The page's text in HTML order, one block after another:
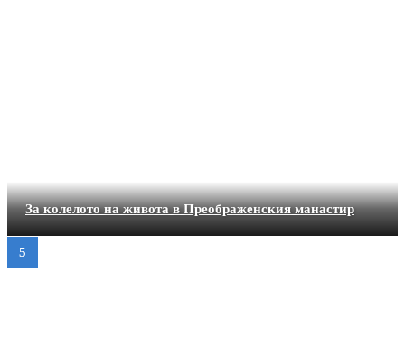
За колелото на живота в Преображенския манастир